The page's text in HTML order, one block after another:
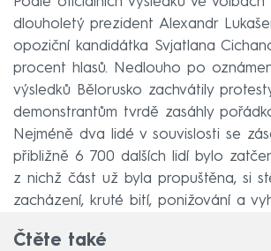
dlouholetý prezident Alexandr
opoziční kandidátka Svjatlana
procent hlasů. Nedlouho po
výsledků Bělorusko zachvátily
demonstrantům tvrdě zasáhly
Nejméně dva lidé v souvislosti se
přibližně 6 700 dalších lidí bylo
z nichž část už byla propuštěna, si
zacházení, kruté bití, ponižování a
Čtěte také